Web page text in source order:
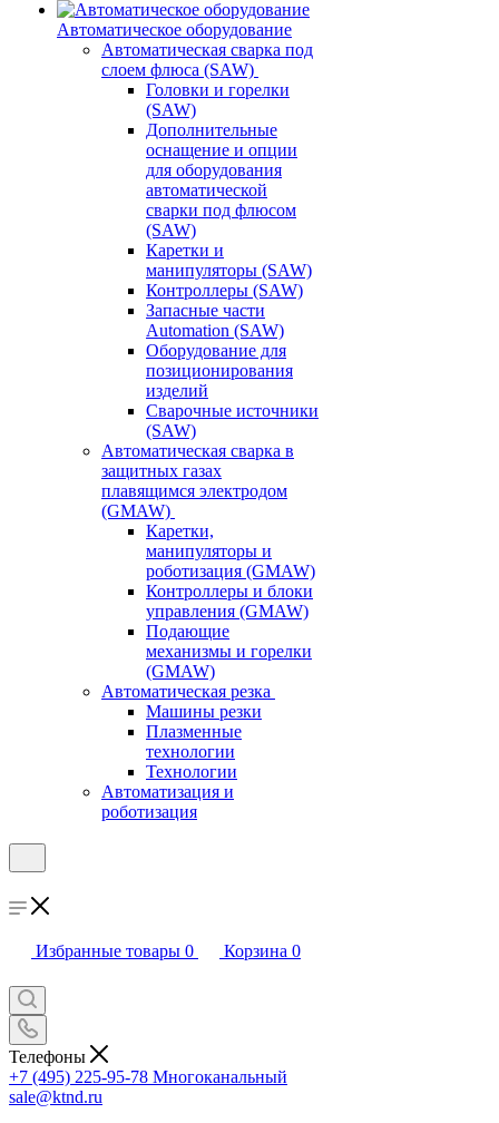
Автоматическое оборудование
Автоматическая сварка под
слоем флюса (SAW)
Головки и горелки
(SAW)
Дополнительные
оснащение и опции
для оборудования
автоматической
сварки под флюсом
(SAW)
Каретки и
манипуляторы (SAW)
Контроллеры (SAW)
Запасные части
Automation (SAW)
Оборудование для
позиционирования
изделий
Сварочные источники
(SAW)
Автоматическая сварка в
защитных газах
плавящимся электродом
(GMAW)
Каретки,
манипуляторы и
роботизация (GMAW)
Контроллеры и блоки
управления (GMAW)
Подающие
механизмы и горелки
(GMAW)
Автоматическая резка
Машины резки
Плазменные
технологии
Технологии
Автоматизация и
роботизация
Избранные товары 0 Корзина 0
Телефоны
+7 (495) 225-95-78 Многоканальный
sale@ktnd.ru